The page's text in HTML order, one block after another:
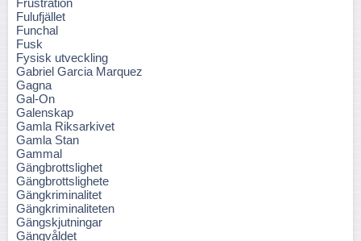
Frustration
Fulufjället
Funchal
Fusk
Fysisk utveckling
Gabriel Garcia Marquez
Gagna
Gal-On
Galenskap
Gamla Riksarkivet
Gamla Stan
Gammal
Gängbrottslighet
Gängbrottslighete
Gängkriminalitet
Gängkriminaliteten
Gängskjutningar
Gängvåldet